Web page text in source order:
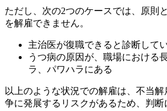
ただし、次の2つのケースでは、原則
を解雇できません。
主治医が復職できると診断して
うつ病の原因が、職場における
ラ、パワハラにある
以上のような状況での解雇は、不当
争に発展するリスクがあるため、判断